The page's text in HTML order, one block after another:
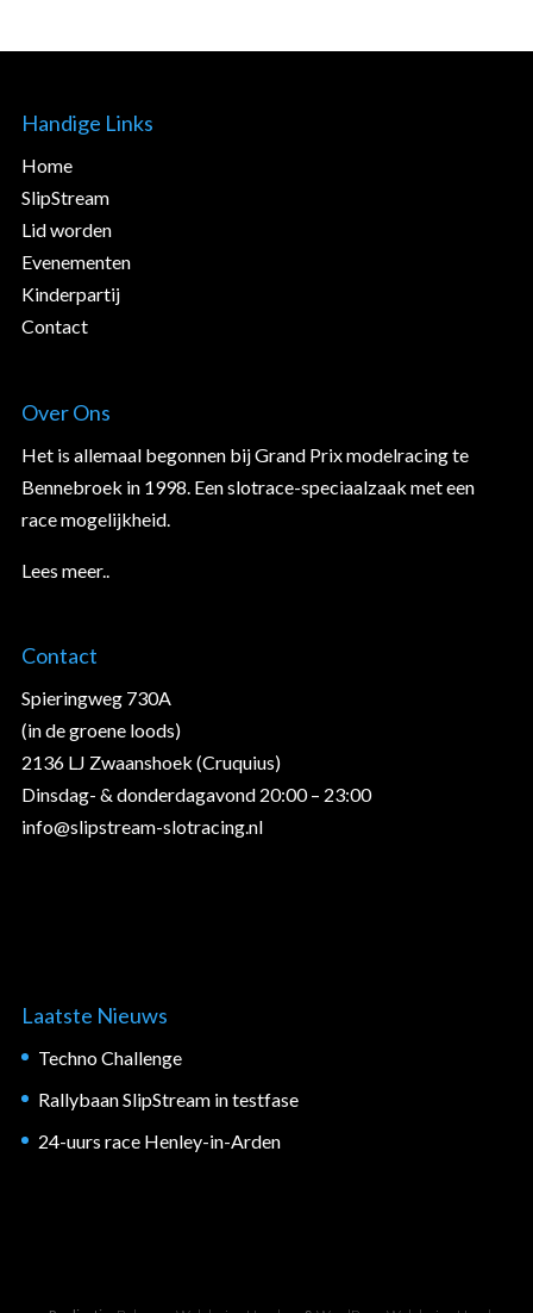
Handige Links
Home
SlipStream
Lid worden
Evenementen
Kinderpartij
Contact
Over Ons
Het is allemaal begonnen bij Grand Prix modelracing te
Bennebroek in 1998. Een slotrace-speciaalzaak met een
race mogelijkheid.
Lees meer..
Contact
Spieringweg 730A
(in de groene loods)
2136 LJ Zwaanshoek (Cruquius)
Dinsdag- & donderdagavond 20:00 – 23:00
info@slipstream-slotracing.nl
Laatste Nieuws
Techno Challenge
Rallybaan SlipStream in testfase
24-uurs race Henley-in-Arden